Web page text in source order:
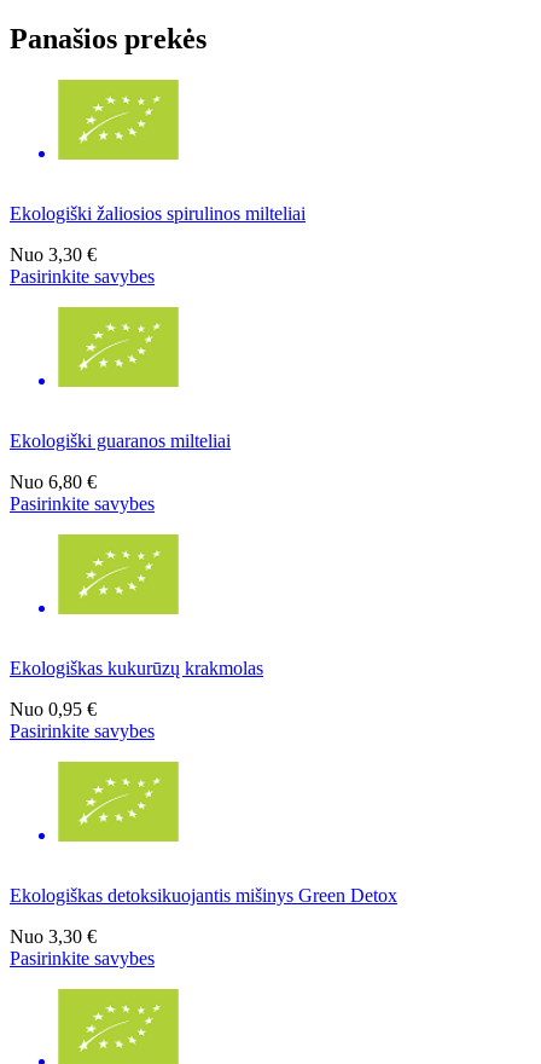
Panašios prekės
Ekologiški žaliosios spirulinos milteliai
Nuo 3,30 €
Pasirinkite savybes
Ekologiški guaranos milteliai
Nuo 6,80 €
Pasirinkite savybes
Ekologiškas kukurūzų krakmolas
Nuo 0,95 €
Pasirinkite savybes
Ekologiškas detoksikuojantis mišinys Green Detox
Nuo 3,30 €
Pasirinkite savybes